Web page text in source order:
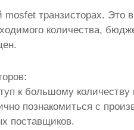
mosfet транзисторах. Это
количества,
:
к большому количеству
познакомиться с
поставщиков.